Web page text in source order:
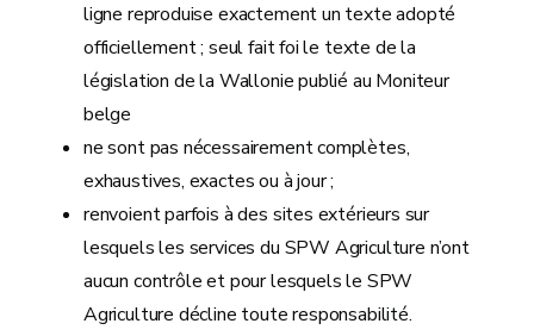
ligne reproduise exactement un texte adopté
officiellement ; seul fait foi le texte de la
législation de la Wallonie publié au Moniteur
belge
ne sont pas nécessairement complètes,
exhaustives, exactes ou à jour ;
renvoient parfois à des sites extérieurs sur
lesquels les services du SPW Agriculture n’ont
aucun contrôle et pour lesquels le SPW
Agriculture décline toute responsabilité.